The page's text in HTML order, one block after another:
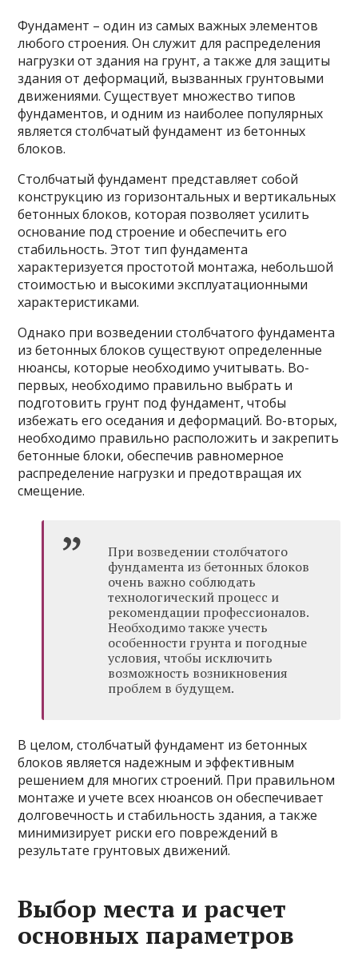
Фундамент – один из самых важных элементов
любого строения. Он служит для распределения
нагрузки от здания на грунт, а также для защиты
здания от деформаций, вызванных грунтовыми
движениями. Существует множество типов
фундаментов, и одним из наиболее популярных
являетсястолбчатый фундамент из бетонных
блоков.
Столбчатый фундамент представляет собой
конструкцию из горизонтальных и вертикальных
бетонных блоков, которая позволяет усилить
основание под строение и обеспечить его
стабильность. Этот тип фундамента
характеризуется простотой монтажа, небольшой
стоимостью и высокими эксплуатационными
характеристиками.
Однако при возведении столбчатого фундамента
из бетонных блоков существуют определенные
нюансы, которые необходимо учитывать. Во-
первых, необходимо правильно выбрать и
подготовить грунт под фундамент, чтобы
избежать его оседания и деформаций. Во-вторых,
необходимо правильно расположить и закрепить
бетонные блоки, обеспечив равномерное
распределение нагрузки и предотвращая их
смещение.
При возведении столбчатого
фундамента из бетонных блоков
очень важно соблюдать
технологический процесс и
рекомендации профессионалов.
Необходимо также учесть
особенности грунта и погодные
условия, чтобы исключить
возможность возникновения
проблем в будущем.
В целом, столбчатый фундамент из бетонных
блоков является надежным и эффективным
решением для многих строений. При правильном
монтаже и учете всех нюансов он обеспечивает
долговечность и стабильность здания, а также
минимизирует риски его повреждений в
результате грунтовых движений.
Выбор места и расчет
основных параметров